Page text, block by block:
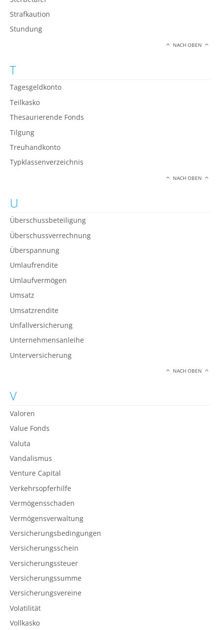
Strafkaution
Stundung
NACH OBEN
T
Tagesgeldkonto
Teilkasko
Thesaurierende Fonds
Tilgung
Treuhandkonto
Typklassenverzeichnis
NACH OBEN
U
Überschussbeteiligung
Überschussverrechnung
Überspannung
Umlaufrendite
Umlaufvermögen
Umsatz
Umsatzrendite
Unfallversicherung
Unternehmensanleihe
Unterversicherung
NACH OBEN
V
Valoren
Value Fonds
Valuta
Vandalismus
Venture Capital
Verkehrsopferhilfe
Vermögensschaden
Vermögensverwaltung
Versicherungsbedingungen
Versicherungsschein
Versicherungssteuer
Versicherungssumme
Versicherungsvereine
Volatilität
Vollkasko